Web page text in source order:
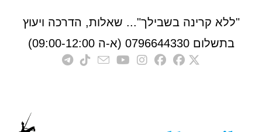
קרינה בשבילך"... שאלות, הדרכה ויעוץ
0796644330 (א-ה 09:00-12:00)